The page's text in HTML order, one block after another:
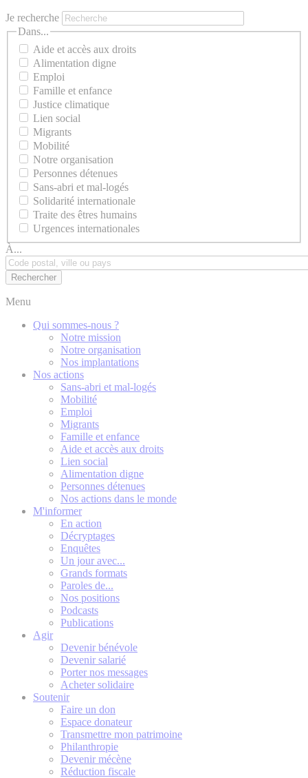
Je recherche
Dans...
Aide et accès aux droits
Alimentation digne
Emploi
Famille et enfance
Justice climatique
Lien social
Migrants
Mobilité
Notre organisation
Personnes détenues
Sans-abri et mal-logés
Solidarité internationale
Traite des êtres humains
Urgences internationales
À...
Menu
Qui sommes-nous ?
Notre mission
Notre organisation
Nos implantations
Nos actions
Sans-abri et mal-logés
Mobilité
Emploi
Migrants
Famille et enfance
Aide et accès aux droits
Lien social
Alimentation digne
Personnes détenues
Nos actions dans le monde
M'informer
En action
Décryptages
Enquêtes
Un jour avec...
Grands formats
Paroles de...
Nos positions
Podcasts
Publications
Agir
Devenir bénévole
Devenir salarié
Porter nos messages
Acheter solidaire
Soutenir
Faire un don
Espace donateur
Transmettre mon patrimoine
Philanthropie
Devenir mécène
Réduction fiscale